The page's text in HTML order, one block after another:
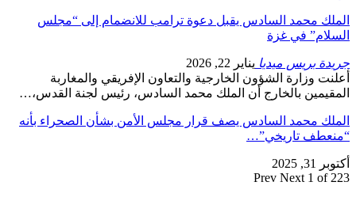
الملك محمد السادس يقبل دعوة ترامب للانضمام إلى “مجلس
السلام” في غزة
جريدة بريس ميديا يناير 22, 2026
أعلنت وزارة الشؤون الخارجية والتعاون الإفريقي والمغاربة
المقيمين بالخارج أن الملك محمد السادس، رئيس لجنة القدس،…
الملك محمد السادس يصف قرار مجلس الأمن بشأن الصحراء بأنه
“منعطف تاريخي”…
أكتوبر 31, 2025
Prev Next 1 of 223